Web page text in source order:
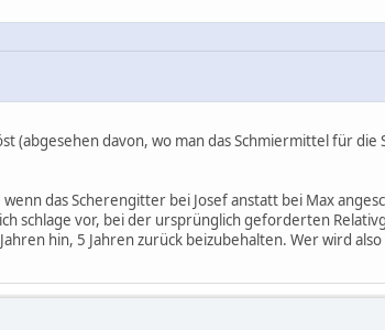
(abgesehen davon, wo man das Schmiermittel für
das Scherengitter bei Josef anstatt bei Max
schlage vor, bei der ursprünglich geforderten
hin, 5 Jahren zurück beizubehalten. Wer wird also